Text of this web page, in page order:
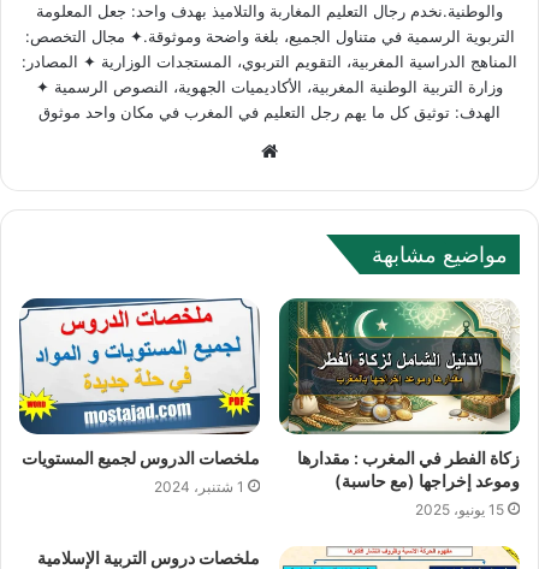
والوطنية.نخدم رجال التعليم المغاربة والتلاميذ بهدف واحد: جعل المعلومة
التربوية الرسمية في متناول الجميع، بلغة واضحة وموثوقة.✦ مجال التخصص:
المناهج الدراسية المغربية، التقويم التربوي، المستجدات الوزارية ✦ المصادر:
وزارة التربية الوطنية المغربية، الأكاديميات الجهوية، النصوص الرسمية ✦
الهدف: توثيق كل ما يهم رجل التعليم في المغرب في مكان واحد موثوق
مواضيع مشابهة
زكاة الفطر في المغرب : مقدارها
وموعد إخراجها (مع حاسبة)
15 يونيو، 2025
ملخصات الدروس لجميع المستويات
1 شتنبر، 2024
ملخصات دروس التربية الإسلامية